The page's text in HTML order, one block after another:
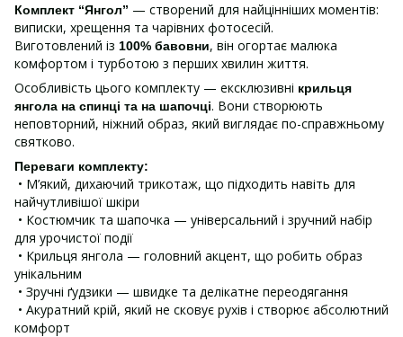
Комплект “Янгол” — створений для найцінніших моментів:
виписки, хрещення та чарівних фотосесій.
Виготовлений із 100% бавовни, він огортає малюка
комфортом і турботою з перших хвилин життя.
Особливість цього комплекту — ексклюзивні крильця
янгола на спинці та на шапочці. Вони створюють
неповторний, ніжний образ, який виглядає по-справжньому
святково.
Переваги комплекту:
• М’який, дихаючий трикотаж, що підходить навіть для
найчутливішої шкіри
• Костюмчик та шапочка — універсальний і зручний набір
для урочистої події
• Крильця янгола — головний акцент, що робить образ
унікальним
• Зручні ґудзики — швидке та делікатне переодягання
• Акуратний крій, який не сковує рухів і створює абсолютний
комфорт